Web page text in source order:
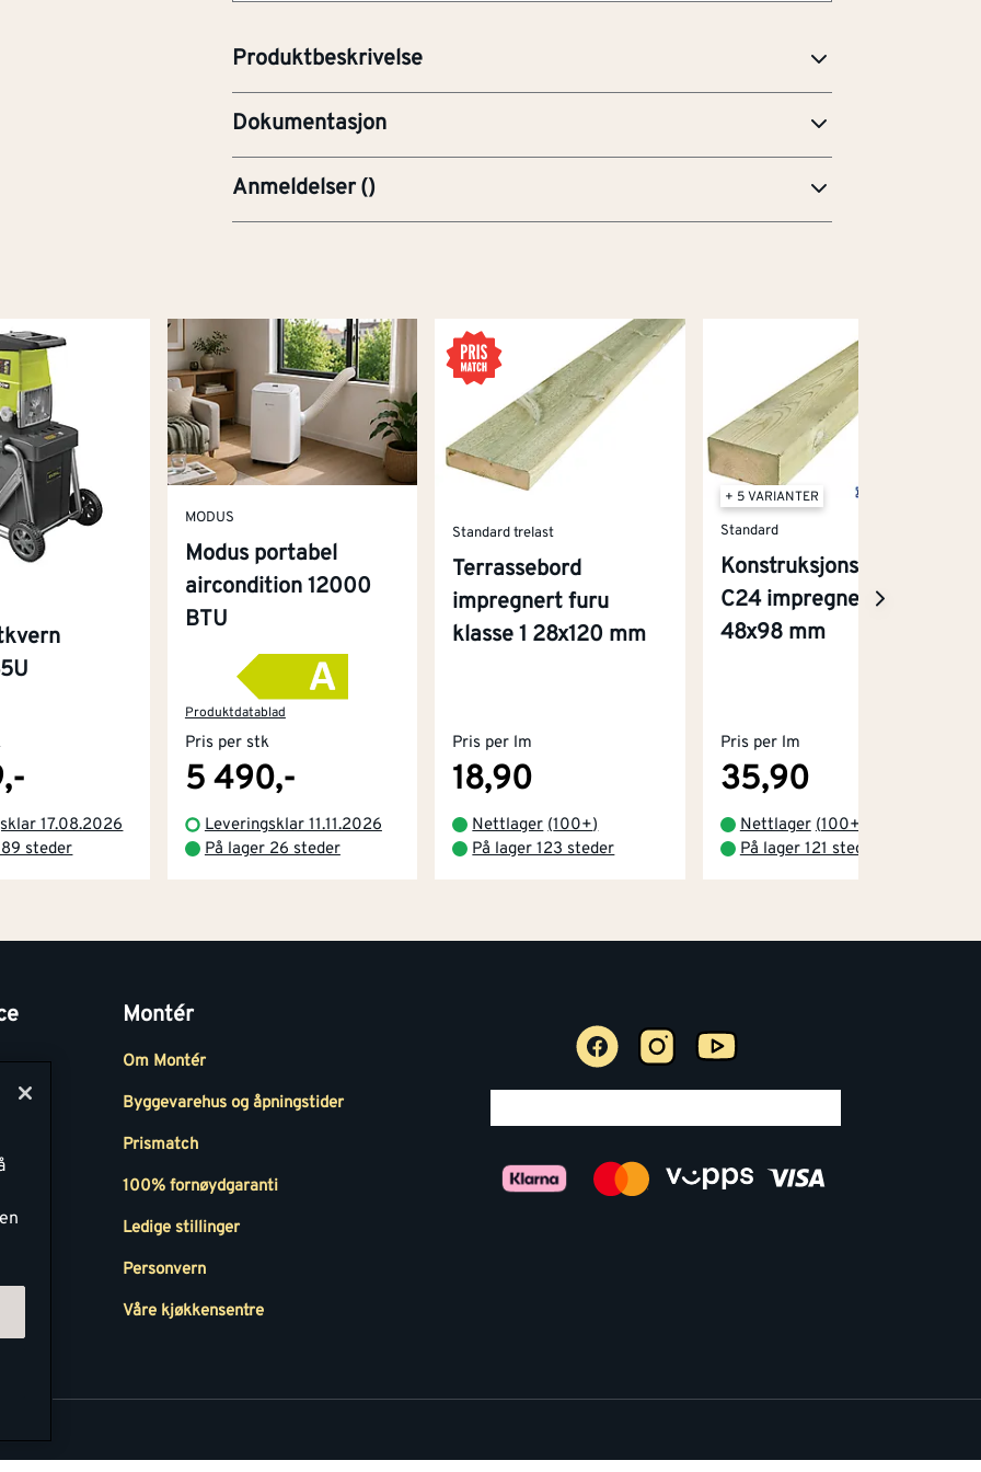
Produktbeskrivelse
Dokumentasjon
YTE-Ytelseserklæring (CE-merking)
Anmeldelser()
17.08.2026
steder
MODUS
Modus portabel
aircondition 12000
BTU
Produktdatablad
Pris per stk
5 490,-
Leveringsklar 11.11.2026
På lager 26 steder
Standard trelast
Terrassebord
impregnert furu
klasse 1 28x120 mm
Pris per lm
18,90
Nettlager (100+)
På lager 123 steder
+ 5 VARIANTER
Standard
Konstruksjonsvirke
C24 impregnert furu
48x98 mm
Pris per lm
35,90
Nettlager (100+
På lager 121 steder
Montér
Om Montér
Byggevarehus og åpningstider
Prismatch
100% fornøydgaranti
Ledige stillinger
Personvern
Våre kjøkkensentre